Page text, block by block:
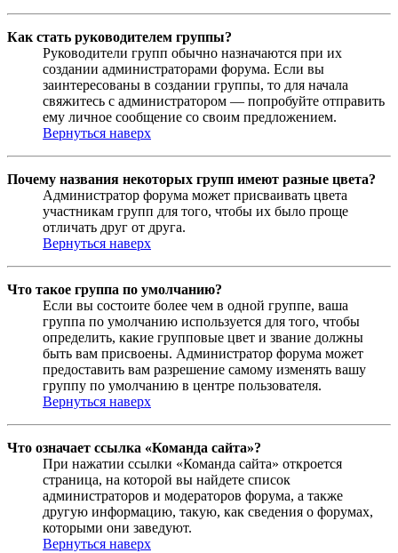
Как стать руководителем группы?
Руководители групп обычно назначаются при их
создании администраторами форума. Если вы
заинтересованы в создании группы, то для начала
свяжитесь с администратором — попробуйте отправить
ему личное сообщение со своим предложением.
Вернуться наверх
Почему названия некоторых групп имеют разные цвета?
Администратор форума может присваивать цвета
участникам групп для того, чтобы их было проще
отличать друг от друга.
Вернуться наверх
Что такое группа по умолчанию?
Если вы состоите более чем в одной группе, ваша
группа по умолчанию используется для того, чтобы
определить, какие групповые цвет и звание должны
быть вам присвоены. Администратор форума может
предоставить вам разрешение самому изменять вашу
группу по умолчанию в центре пользователя.
Вернуться наверх
Что означает ссылка «Команда сайта»?
При нажатии ссылки «Команда сайта» откроется
страница, на которой вы найдете список
администраторов и модераторов форума, а также
другую информацию, такую, как сведения о форумах,
которыми они заведуют.
Вернуться наверх